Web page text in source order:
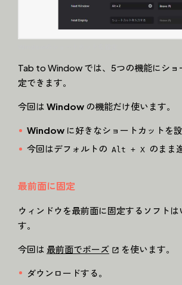
Tab to Window では、5つの機能にショ
定できます。
今回は Window の機能だけ使います。
Window に好きなショートカットを設
今回はデフォルトの Alt + X のまま
最前面に固定
ウィンドウを最前面に固定するソフトは
す。
今回は 最前面でポーズ を使います。
ダウンロードする。